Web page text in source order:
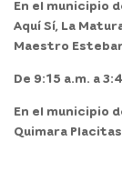
En el municipio
Aquí Sí, La
Maestro
De 9:15 a.m. a
En el municipio
Quimara